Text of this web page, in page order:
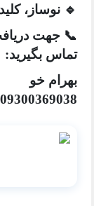
دریافت
بگیرید:
خو